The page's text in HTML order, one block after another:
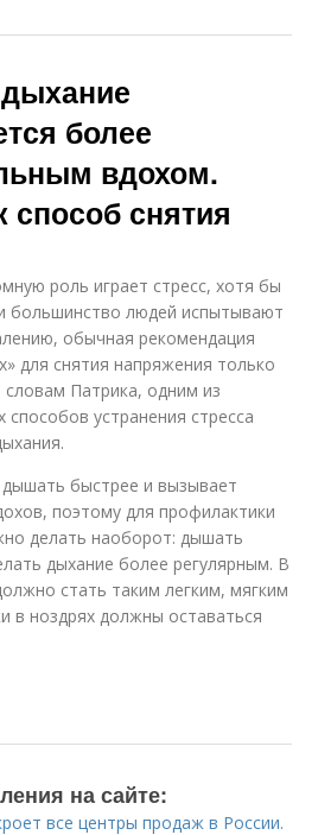
более
вдохом.
снятия
роль играет стресс, хотя бы
большинство людей испытывают
обычная рекомендация
для снятия напряжения только
Патрика, одним из
устранения стресса
дышать быстрее и вызывает
поэтому для профилактики
делать наоборот: дышать
дыхание более регулярным. В
стать таким легким, мягким
в ноздрях должны оставаться
на сайте:
все центры продаж в России.